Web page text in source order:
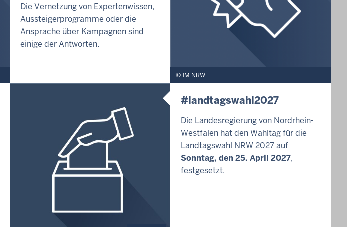
IM NRW
Die Vernetzung von Expertenwissen,
Aussteigerprogramme oder die
Ansprache über Kampagnen sind
einige der Antworten.
#landtagswahl2027
Die Landesregierung von Nordrhein-
Westfalen hat den Wahltag für die
Landtagswahl NRW 2027 auf
Sonntag, den 25. April 2027,
festgesetzt.